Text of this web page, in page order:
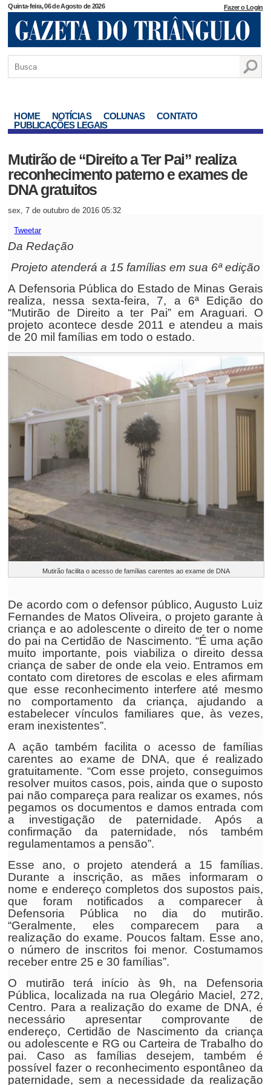
Quinta-feira, 06 de Agosto de 2026 Fazer o Login
HOME NOTÍCIAS COLUNAS
CONTATO
PUBLICAÇÕES LEGAIS
Mutirão de “Direito a Ter Pai” realiza
reconhecimento paterno e exames de
DNA gratuitos
sex, 7 de outubro de 2016 05:32
Tweetar
Da Redação
Projeto atenderá a 15 famílias em sua 6ª edição
A Defensoria Pública do Estado de Minas Gerais
realiza, nessa sexta-feira, 7, a 6ª Edição do
“Mutirão de Direito a ter Pai” em Araguari. O
projeto acontece desde 2011 e atendeu a mais
de 20 mil famílias em todo o estado.
Mutirão facilita o acesso de famílias carentes ao exame de DNA
De acordo com o defensor público, Augusto Luiz
Fernandes de Matos Oliveira, o projeto garante à
criança e ao adolescente o direito de ter o nome
do pai na Certidão de Nascimento. “É uma ação
muito importante, pois viabiliza o direito dessa
criança de saber de onde ela veio. Entramos em
contato com diretores de escolas e eles afirmam
que esse reconhecimento interfere até mesmo
no comportamento da criança, ajudando a
estabelecer vínculos familiares que, às vezes,
eram inexistentes”.
A ação também facilita o acesso de famílias
carentes ao exame de DNA, que é realizado
gratuitamente. “Com esse projeto, conseguimos
resolver muitos casos, pois, ainda que o suposto
pai não compareça para realizar os exames, nós
pegamos os documentos e damos entrada com
a investigação de paternidade. Após a
confirmação da paternidade, nós também
regulamentamos a pensão”.
Esse ano, o projeto atenderá a 15 famílias.
Durante a inscrição, as mães informaram o
nome e endereço completos dos supostos pais,
que foram notificados a comparecer à
Defensoria Pública no dia do mutirão.
“Geralmente, eles comparecem para a
realização do exame. Poucos faltam. Esse ano,
o número de inscritos foi menor. Costumamos
receber entre 25 e 30 famílias”.
O mutirão terá início às 9h, na Defensoria
Pública, localizada na rua Olegário Maciel, 272,
Centro. Para a realização do exame de DNA, é
necessário apresentar comprovante de
endereço, Certidão de Nascimento da criança
ou adolescente e RG ou Carteira de Trabalho do
pai. Caso as famílias desejem, também é
possível fazer o reconhecimento espontâneo da
paternidade, sem a necessidade da realização